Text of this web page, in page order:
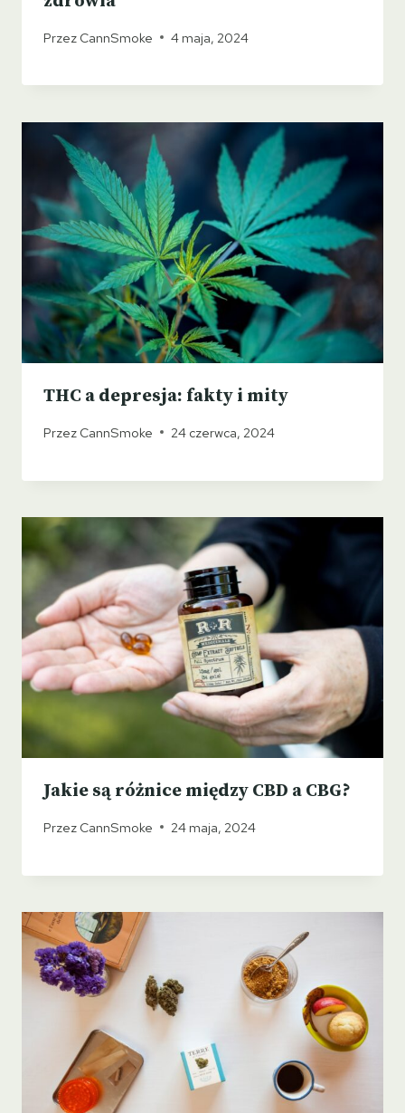
Przez CannSmoke 4 maja, 2024
THC a depresja: fakty i mity
Przez CannSmoke 24 czerwca, 2024
Jakie są różnice między CBD a CBG?
Przez CannSmoke 24 maja, 2024